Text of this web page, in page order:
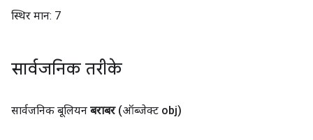
स्थिर मान: 7
सार्वजनिक तरीके
सार्वजनिक बूलियन बराबर (ऑब्जेक्ट obj)